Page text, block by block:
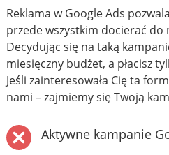
Reklama w Google Ads
przede wszystkim docierać do
Decydując się na taką
miesięczny budżet, a płacisz
Jeśli zainteresowała Cię ta
nami – zajmiemy się Twoją
Aktywne kampanie